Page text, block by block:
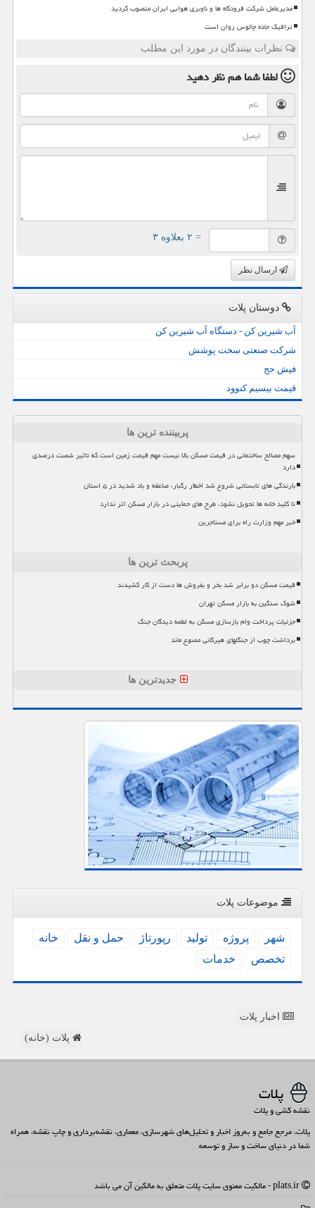
مدیرعامل شرکت فرودگاه ها و ناوبری هوایی ایران منصوب گردید
ترافیک جاده چالوس روان است
نظرات بینندگان در مورد این مطلب
لطفا شما همنظر دهید
= ۲ بعلاوه ۳
ارسال نظر
دوستان پلات
آب شیرین کن - دستگاه آب شیرین کن
شرکت صنعتی سخت پوشش
فیش حج
قیمت بیسیم کنوود
پربیننده ترین ها
سهم مصالح ساختمانی در قیمت مسکن بالا نیست مهم قیمت زمین است که تاثیر شصت درصدی
دارد
بارندگی های تابستانی شروع شد اخطار رگبار، صاعقه و باد شدید در ۵ استان
تا کلید خانه ها تحویل نشود، طرح های حمایتی در بازار مسکن اثر ندارد
خبر مهم وزارت راه برای مستاجرین
پربحث ترین ها
قیمت مسکن دو برابر شد بخر و بفروش ها دست از کار کشیدند
شوک سنگین به بازار مسکن تهران
جزئیات پرداخت وام بازسازی مسکن به لطمه دیدگان جنگ
برداشت چوب از جنگلهای هیرکانی ممنوع ماند
جدیدترین ها
موضوعات پلات
شهر پروژه تولید رپورتاژ حمل و نقل
خانه
تخصص
خدمات
اخبار پلات
پلات (خانه)
پلات
نقشه کشی و پلات
پلات، مرجع جامع و به‌روز اخبار و تحلیل‌های شهرسازی، معماری، نقشه‌برداری و چاپ نقشه، همراه
شما در دنیای ساخت و ساز و توسعه